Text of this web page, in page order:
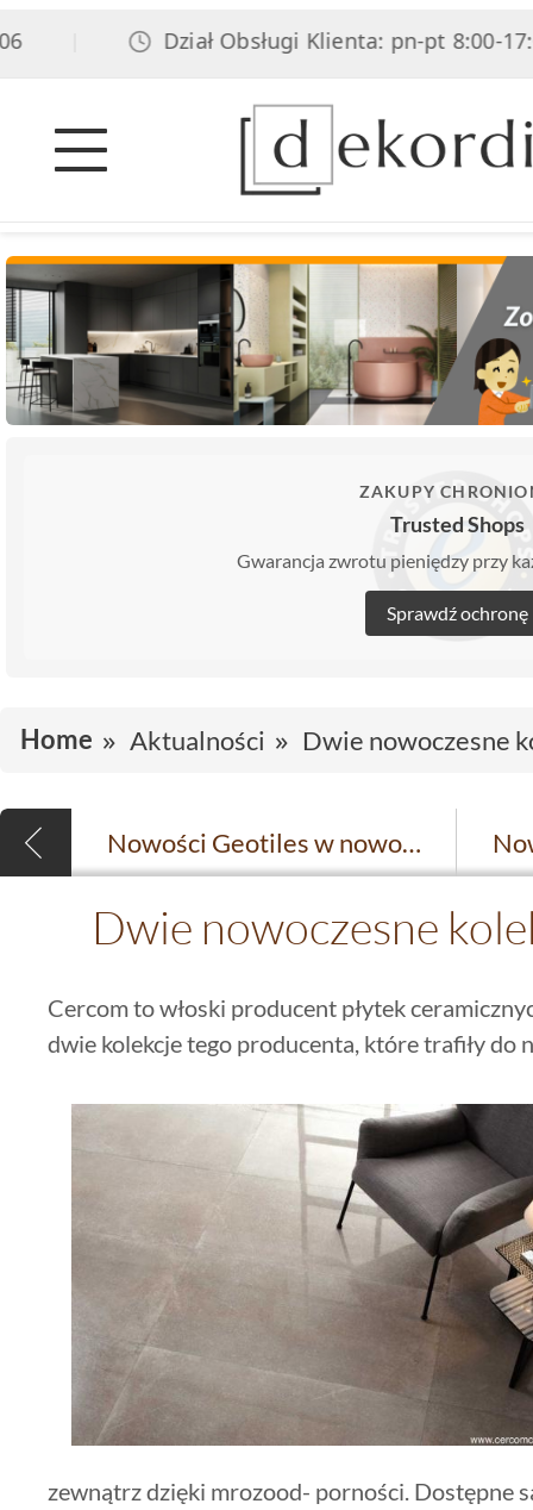
Dział Obsługi Klienta: pn-pt 8:00-
ZAKUPY
Trusted Shops
Gwarancja zwrotu pieniędzy przy
Sprawdź ochronę
Home Aktualności Dwie nowoczesne
Nowości Geotiles w nowoczesnym stylu
Dwie nowoczesne
Cercom to włoski producent płytek
dwie kolekcje tego producenta, które trafiły do
zewnątrz dzięki mrozood- porności. Dostępne